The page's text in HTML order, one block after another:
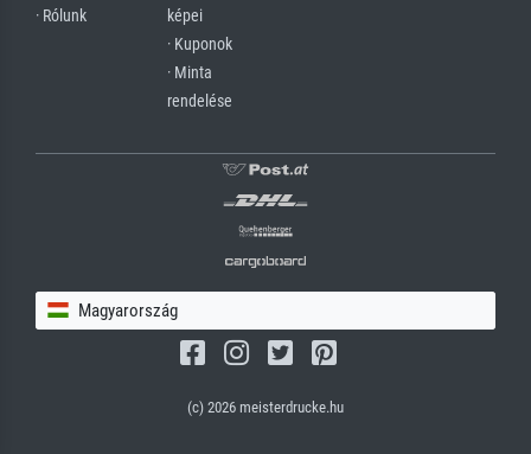
· Rólunk
képei
· Kuponok
· Minta
rendelése
Magyarország
(c) 2026 meisterdrucke.hu